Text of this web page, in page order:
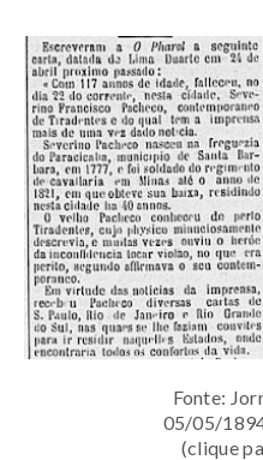
Fonte:
05/05/
(clique